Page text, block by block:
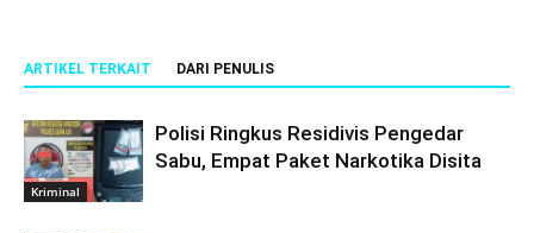
ARTIKEL TERKAIT DARI PENULIS
Kriminal
Polisi Ringkus Residivis Pengedar
Sabu, Empat Paket Narkotika Disita